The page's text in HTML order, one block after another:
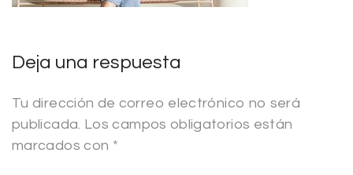
Deja una respuesta
Tu dirección de correo electrónico no será
publicada. Los campos obligatorios están
marcados con *